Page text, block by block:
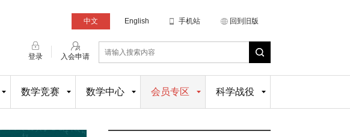
中文 English 手机站 回到旧版
登录 入会申请
数学竞赛 数学中心 会员专区 科学战役